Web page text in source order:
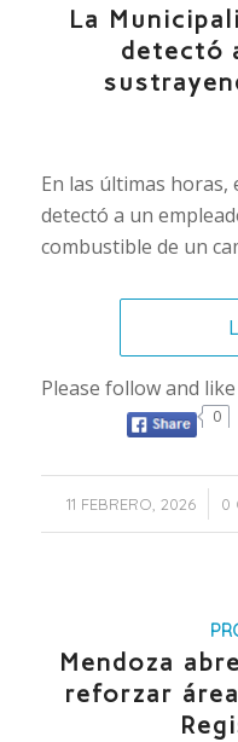
La
detectó
En las últimas horas,
detectó a un
combustible de un
Please follow and like
0
11 FEBRERO, 2026
/ 0
Mendoza
reforzar